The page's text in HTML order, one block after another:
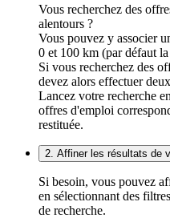
Vous recherchez des
alentours ?
Vous pouvez y associer
0 et 100 km (par défaut
Si vous recherchez des
devez alors effectuer
Lancez votre recherche
offres d'emploi
restituée.
2. Affiner les résultats de
Si besoin, vous pouvez
en sélectionnant des
de recherche.